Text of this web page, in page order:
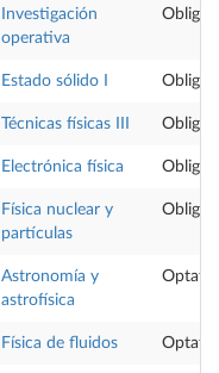
Investigación
operativa
Estado sólido I
Técnicas físicas III
Electrónica física
Física nuclear y
partículas
Astronomía y
astrofísica
Física de fluidos